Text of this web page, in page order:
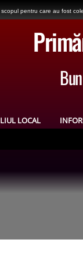
pentru care au fost
LOCAL